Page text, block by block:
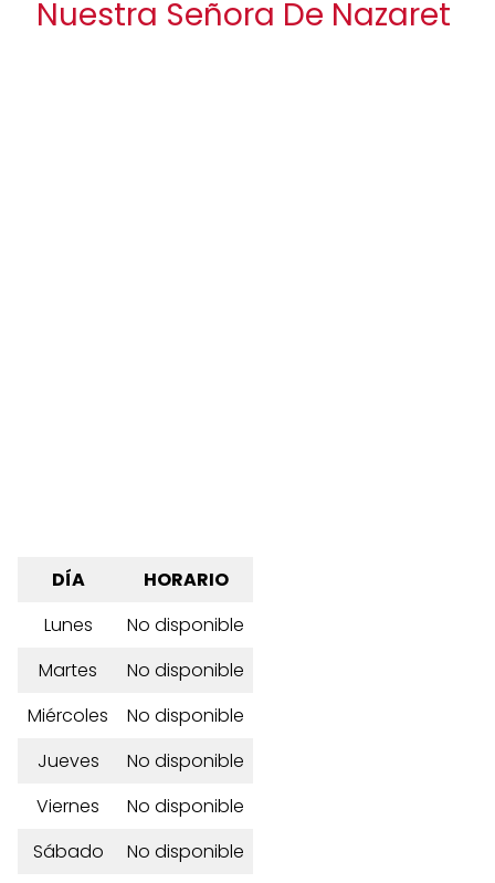
Nuestra Señora De Nazaret
DÍA
HORARIO
Lunes
No disponible
Martes
No disponible
Miércoles
No disponible
Jueves
No disponible
Viernes
No disponible
Sábado
No disponible